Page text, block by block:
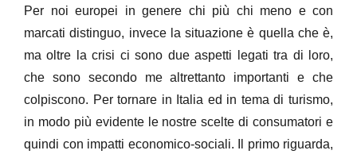
Per noi europei in genere chi più chi meno e con
marcati distinguo, invece la situazione è quella che è,
ma oltre la crisi ci sono due aspetti legati tra di loro,
che sono secondo me altrettanto importanti e che
colpiscono. Per tornare in Italia ed in tema di turismo,
in modo più evidente le nostre scelte di consumatori e
quindi con impatti economico-sociali. Il primo riguarda,